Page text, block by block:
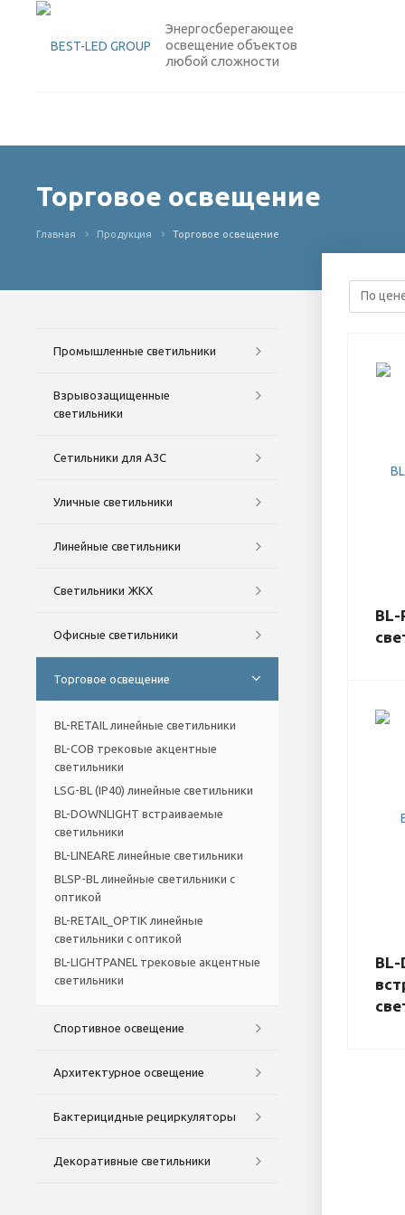
Энергосберегающее
освещение объектов
любой сложности
Торговое освещение
Главная Продукция Торговое освещение
BL-
BL-
Промышленные светильники
Взрывозащищенные
светильники
Сетильники для АЗС
Уличные светильники
Линейные светильники
Светильники ЖКХ
Офисные светильники
Торговое освещение
BL-RETAIL линейные светильники
BL-COB трековые акцентные
светильники
LSG-BL (IP40) линейные светильники
BL-DOWNLIGHT встраиваемые
светильники
BL-LINEARE линейные светильники
BLSP-BL линейные светильники с
оптикой
BL-RETAIL_OPTIK линейные
светильники с оптикой
BL-LIGHTPANEL трековые акцентные
светильники
Спортивное освещение
Архитектурное освещение
Бактерицидные рециркуляторы
Декоративные светильники